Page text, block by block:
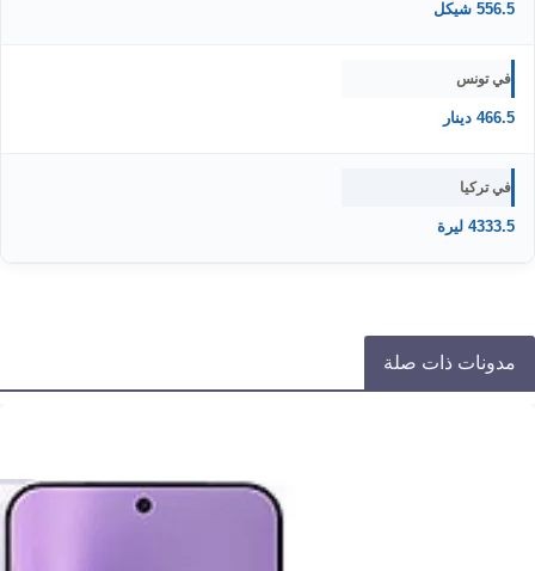
556.5 شيكل
في تونس
466.5 دينار
في تركيا
4333.5 ليرة
مدونات ذات صلة